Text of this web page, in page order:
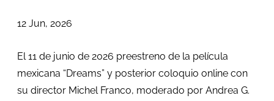
12 Jun, 2026
El 11 de junio de 2026 preestreno de la película
mexicana “Dreams” y posterior coloquio online con
su director Michel Franco, moderado por Andrea G.